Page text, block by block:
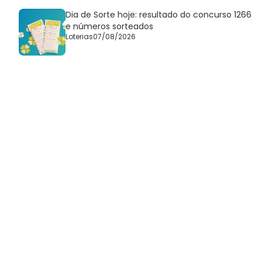
Dia de Sorte hoje: resultado do concurso 1266
e números sorteados
Loterias07/08/2026